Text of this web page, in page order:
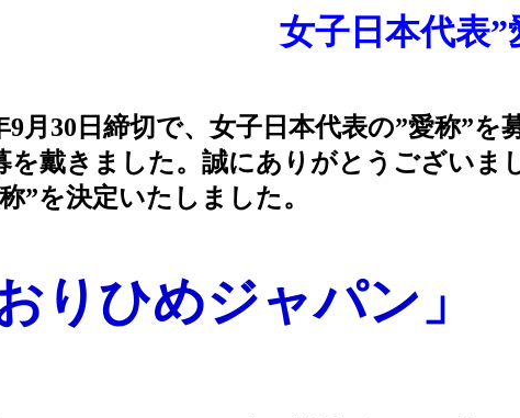
女子日本代表”
9月30日締切で、女子日本代表の”愛称”
を戴きました。誠にありがとうございま
”を決定いたしました。
おりひめジャパン」